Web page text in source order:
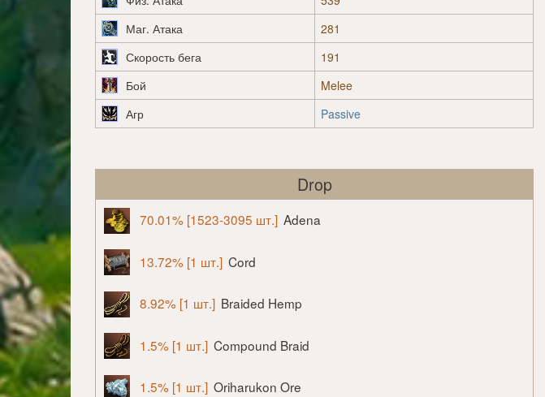
Маг. Атака
281
Скорость бега
191
Бой
Melee
Агр
Passive
Drop
70.01% [1523-3095 шт.] Adena
13.72% [1 шт.] Cord
8.92% [1 шт.] Braided Hemp
1.5% [1 шт.] Compound Braid
1.5% [1 шт.] Oriharukon Ore